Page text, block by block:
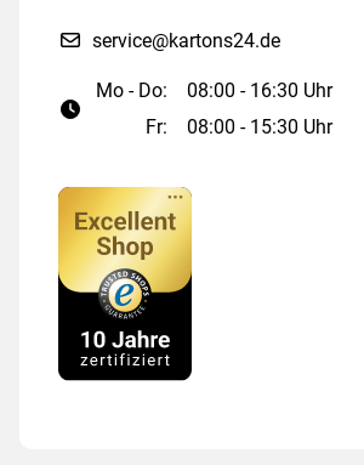
service@kartons24.de
Mo - Do:
08:00 - 16:30 Uhr
Fr:
08:00 - 15:30 Uhr